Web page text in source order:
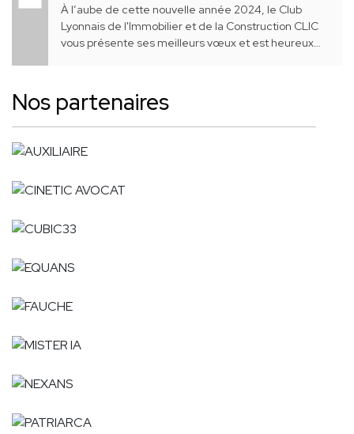
À l’aube de cette nouvelle année 2024, le Club
Lyonnais de l'Immobilier et de la Construction CLIC
vous présente ses meilleurs vœux et est heureux
Nos partenaires